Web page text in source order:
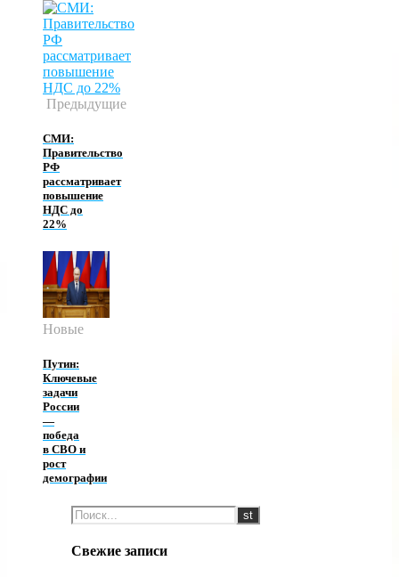
Предыдущие
СМИ:
Правительство
РФ
рассматривает
повышение
НДС до
22%
Новые
Путин:
Ключевые
задачи
России
—
победа
в СВО и
рост
демографии
Свежие записи